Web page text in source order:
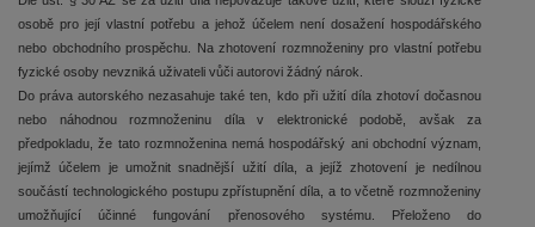
osobě pro její vlastní potřebu a jehož účelem není dosažení hospodářského
nebo obchodního prospěchu. Na zhotovení rozmnoženiny pro vlastní potřebu
fyzické osoby nevzniká uživateli vůči autorovi žádný nárok.
Do práva autorského nezasahuje také ten, kdo při užití díla zhotoví dočasnou
nebo náhodnou rozmnoženinu díla v elektronické podobě, avšak za
předpokladu, že tato rozmnoženina nemá hospodářský ani obchodní význam,
jejímž účelem je umožnit snadnější užití díla, a jejíž zhotovení je nedílnou
součástí technologického postupu zpřístupnění díla, a to včetně rozmnoženiny
umožňující účinné fungování přenosového systému. Přeloženo do